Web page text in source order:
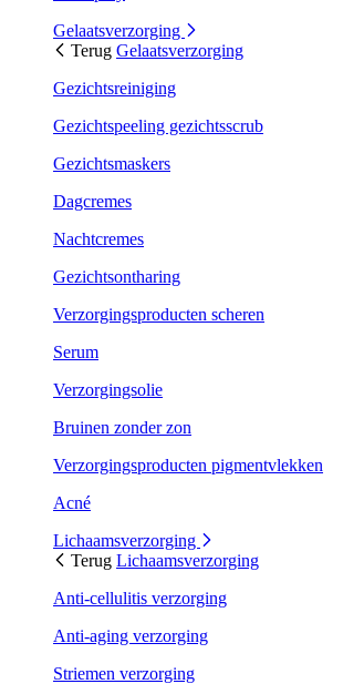
Gelaatsverzorging
Terug Gelaatsverzorging
Gezichtsreiniging
Gezichtspeeling gezichtsscrub
Gezichtsmaskers
Dagcremes
Nachtcremes
Gezichtsontharing
Verzorgingsproducten scheren
Serum
Verzorgingsolie
Bruinen zonder zon
Verzorgingsproducten pigmentvlekken
Acné
Lichaamsverzorging
Terug Lichaamsverzorging
Anti-cellulitis verzorging
Anti-aging verzorging
Striemen verzorging